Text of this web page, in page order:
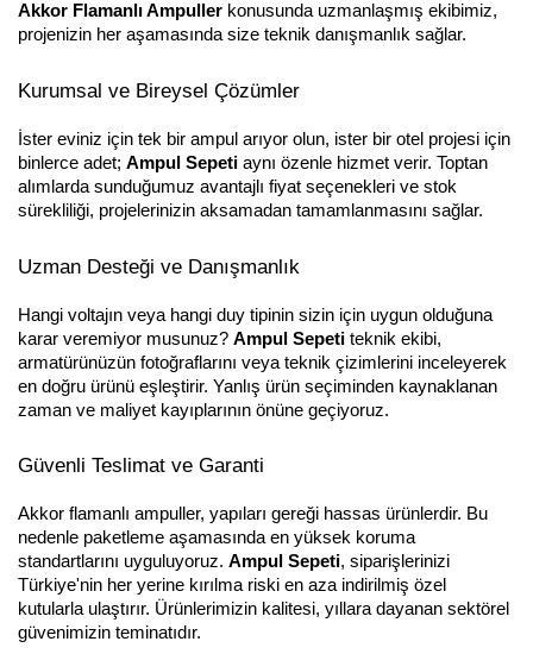
Akkor Flamanlı Ampuller konusunda uzmanlaşmış ekibimiz,
projenizin her aşamasında size teknik danışmanlık sağlar.
Kurumsal ve Bireysel Çözümler
İster eviniz için tek bir ampul arıyor olun, ister bir otel projesi için
binlerce adet; Ampul Sepeti aynı özenle hizmet verir. Toptan
alımlarda sunduğumuz avantajlı fiyat seçenekleri ve stok
sürekliliği, projelerinizin aksamadan tamamlanmasını sağlar.
Uzman Desteği ve Danışmanlık
Hangi voltajın veya hangi duy tipinin sizin için uygun olduğuna
karar veremiyor musunuz? Ampul Sepeti teknik ekibi,
armatürünüzün fotoğraflarını veya teknik çizimlerini inceleyerek
en doğru ürünü eşleştirir. Yanlış ürün seçiminden kaynaklanan
zaman ve maliyet kayıplarının önüne geçiyoruz.
Güvenli Teslimat ve Garanti
Akkor flamanlı ampuller, yapıları gereği hassas ürünlerdir. Bu
nedenle paketleme aşamasında en yüksek koruma
standartlarını uyguluyoruz. Ampul Sepeti, siparişlerinizi
Türkiye'nin her yerine kırılma riski en aza indirilmiş özel
kutularla ulaştırır. Ürünlerimizin kalitesi, yıllara dayanan sektörel
güvenimizin teminatıdır.